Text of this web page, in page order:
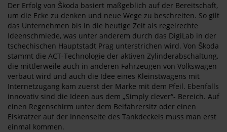
Der Erfolg von Škoda basiert maßgeblich auf der Bereitschaft,
um die Ecke zu denken und neue Wege zu beschreiten. So gilt
das Unternehmen bis in die heutige Zeit als regelrechte
Ideenschmiede, was unter anderem durch das DigiLab in der
tschechischen Hauptstadt Prag unterstrichen wird. Von Škoda
stammt die ACT-Technologie der aktiven Zylinderabschaltung,
die mittlerweile auch in anderen Fahrzeugen von Volkswagen
verbaut wird und auch die Idee eines Kleinstwagens mit
Internetzugang kam zuerst der Marke mit dem Pfeil. Ebenfalls
innovativ sind die Ideen aus dem „Simply clever“- Bereich. Auf
einen Regenschirm unter dem Beifahrersitz oder einen
Eiskratzer auf der Innenseite des Tankdeckels muss man erst
einmal kommen.